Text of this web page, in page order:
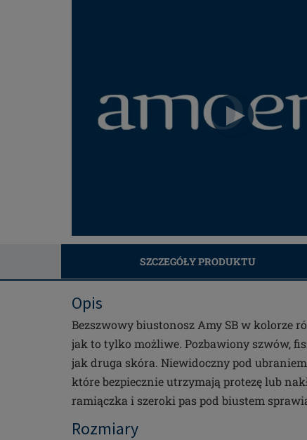
SZCZEGÓŁY PRODUKTU
Opis
Bezszwowy biustonosz Amy SB w kolorze
jak to tylko możliwe. Pozbawiony szwów,
jak druga skóra. Niewidoczny pod
które bezpiecznie utrzymają protezę lub
ramiączka i szeroki pas pod biustem
Rozmiary